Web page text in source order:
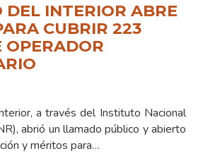
DEL INTERIOR ABRE
CUBRIR 223
OPERADOR
a través del Instituto Nacional
abrió un llamado público y abierto
y méritos para…